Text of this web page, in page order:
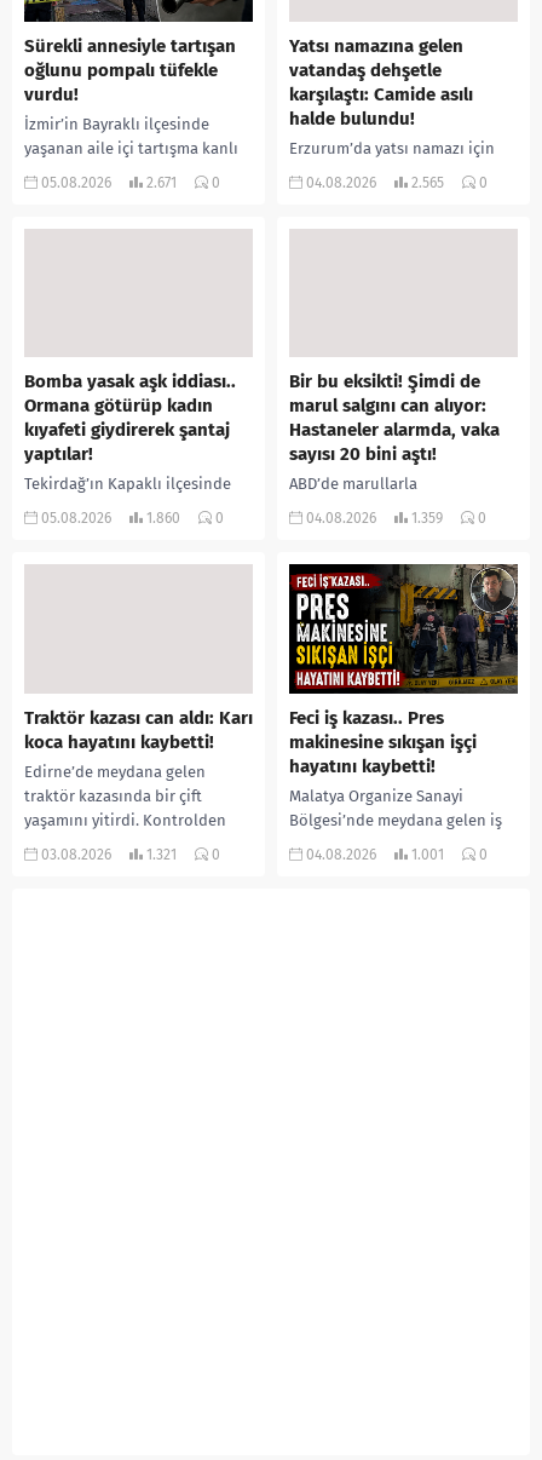
Sürekli annesiyle tartışan
oğlunu pompalı tüfekle
vurdu!
İzmir’in Bayraklı ilçesinde
yaşanan aile içi tartışma kanlı
bitti. İddiaya göre, uzun süredir
05.08.2026 2.671 0
Yatsı namazına gelen
vatandaş dehşetle
karşılaştı: Camide asılı
halde bulundu!
Erzurum’da yatsı namazı için
camiye gelen bir vatandaş,
04.08.2026 2.565 0
Bomba yasak aşk iddiası..
Ormana götürüp kadın
kıyafeti giydirerek şantaj
yaptılar!
Tekirdağ’ın Kapaklı ilçesinde
bir kişiyi, arkadaşının eşiyle
05.08.2026 1.860 0
Bir bu eksikti! Şimdi de
marul salgını can alıyor:
Hastaneler alarmda, vaka
sayısı 20 bini aştı!
ABD’de marullarla
ilişkilendirilen siklospora
salgında vaka sayısının 20 bini
aştığı belirtilirken, sağlık...
04.08.2026 1.359 0
Traktör kazası can aldı: Karı
koca hayatını kaybetti!
Edirne’de meydana gelen
traktör kazasında bir çift
yaşamını yitirdi. Kontrolden
çıkarak devrilen traktörün
03.08.2026 1.321 0
Feci iş kazası.. Pres
makinesine sıkışan işçi
hayatını kaybetti!
Malatya Organize Sanayi
Bölgesi’nde meydana gelen iş
kazasında, pres makinesine
04.08.2026 1.001 0